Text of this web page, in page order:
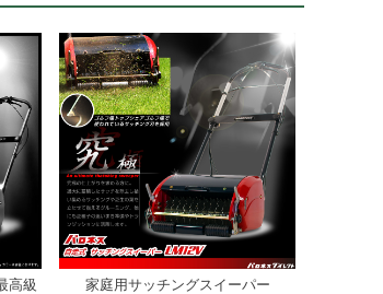
高級
家庭用サッチングスイーパー